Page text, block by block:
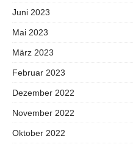
Juni 2023
Mai 2023
März 2023
Februar 2023
Dezember 2022
November 2022
Oktober 2022